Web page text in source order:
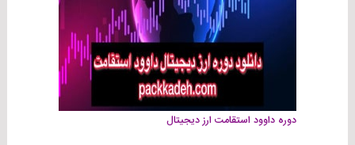
دوره داوود استقامت ارز دیجیتال